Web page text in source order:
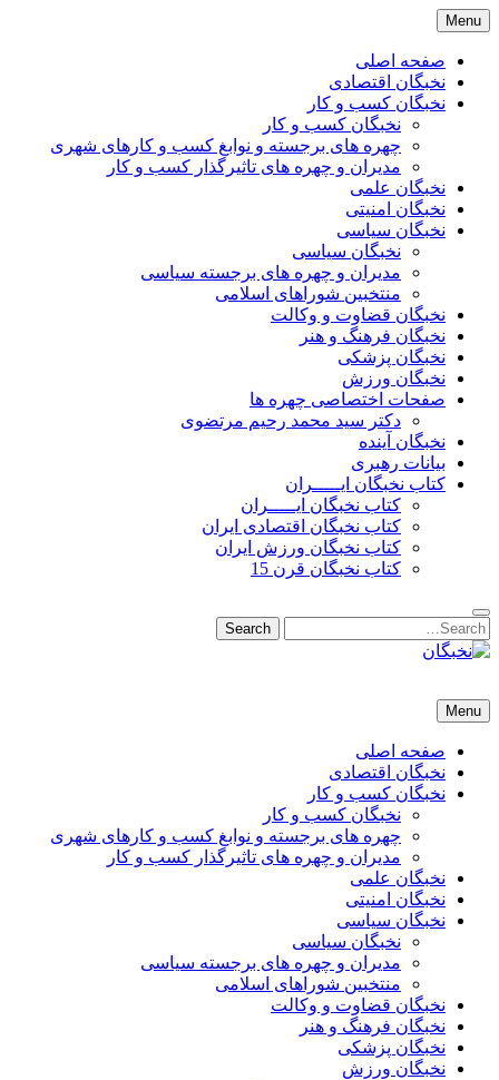
Skip
to
content
Menu
صفحه اصلی
نخبگان اقتصادی
نخبگان کسب و کار
نخبگان کسب و کار
چهره های برجسته و نوابغ کسب و کارهای شهری
مدیران و چهره های تاثیرگذار کسب و کار
نخبگان علمی
نخبگان امنیتی
نخبگان سیاسی
نخبگان سیاسی
مدیران و چهره های برجسته سیاسی
منتخبین شوراهای اسلامی
نخبگان قضاوت و وکالت
نخبگان فرهنگ و هنر
نخبگان پزشکی
نخبگان ورزش
صفحات اختصاصی چهره ها
دکتر سید محمد رحیم مرتضوی
نخبگان آینده
بیانات رهبری
کتاب نخبگان ایـــــران
کتاب نخبگان ایـــــران
کتاب نخبگان اقتصادی ایران
کتاب نخبگان ورزش ایران
کتاب نخبگان قرن 15
Search
for:
Search
نخبگان تایمز/ کتاب نخبگان + پورتال رسمی کتاب نخبگان ایران –
ورزش ایران – کتاب نخبگان کسب و کار ایران – کتاب نخبگان ایران
Menu
صفحه اصلی
نخبگان اقتصادی
نخبگان کسب و کار
نخبگان کسب و کار
چهره های برجسته و نوابغ کسب و کارهای شهری
مدیران و چهره های تاثیرگذار کسب و کار
نخبگان علمی
نخبگان امنیتی
نخبگان سیاسی
نخبگان سیاسی
مدیران و چهره های برجسته سیاسی
منتخبین شوراهای اسلامی
نخبگان قضاوت و وکالت
نخبگان فرهنگ و هنر
نخبگان پزشکی
نخبگان ورزش